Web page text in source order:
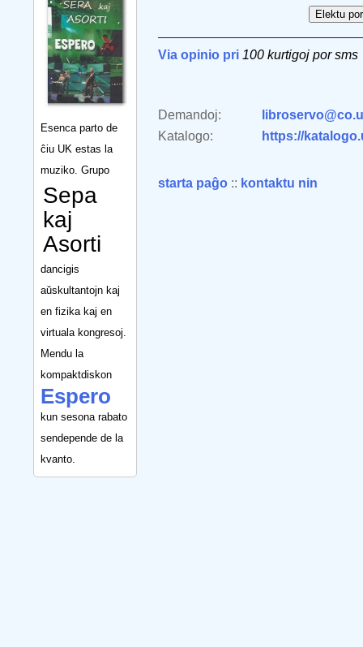
Esenca parto de
ĉiu UK estas la
muziko. Grupo
Sepa
kaj
Asorti
dancigis
aŭskultantojn kaj
en fizika kaj en
virtuala kongresoj.
Mendu la
kompaktdiskon
Espero
kun sesona rabato
sendepende de la
kvanto.
Via opinio pri 100 kurtigoj por sms
Demandoj:
Katalogo:
https://
starta paĝo :: kontaktu nin